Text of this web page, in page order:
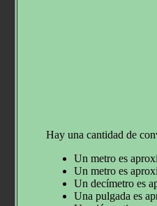
Hay una cantidad de
Un metro es
Un metro es
Un decímetro es
Una pulgada es